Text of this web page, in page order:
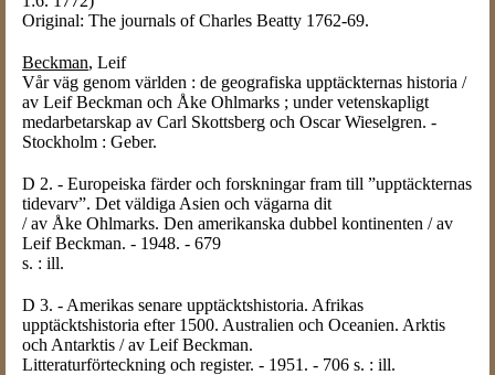
Original: The journals of Charles Beatty 1762-69.
Beckman, Leif
Vår väg genom världen : de geografiska upptäckternas historia /
av Leif Beckman och Åke Ohlmarks ; under vetenskapligt
medarbetarskap av Carl Skottsberg och Oscar Wieselgren. -
Stockholm : Geber.
D 2. - Europeiska färder och forskningar fram till ”upptäckternas
tidevarv”. Det väldiga Asien och vägarna dit
/ av Åke Ohlmarks. Den amerikanska dubbel kontinenten / av
Leif Beckman. - 1948. - 679
s. : ill.
D 3. - Amerikas senare upptäcktshistoria. Afrikas
upptäcktshistoria efter 1500. Australien och Oceanien. Arktis
och Antarktis / av Leif Beckman.
Litteraturförteckning och register. - 1951. - 706 s. : ill.